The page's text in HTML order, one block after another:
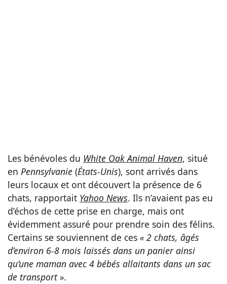
Les bénévoles du White Oak Animal Haven, situé
en Pennsylvanie (États-Unis), sont arrivés dans
leurs locaux et ont découvert la présence de 6
chats, rapportait Yahoo News. Ils n’avaient pas eu
d’échos de cette prise en charge, mais ont
évidemment assuré pour prendre soin des félins.
Certains se souviennent de ces « 2 chats, âgés
d’environ 6-8 mois laissés dans un panier ainsi
qu’une maman avec 4 bébés allaitants dans un sac
de transport ».